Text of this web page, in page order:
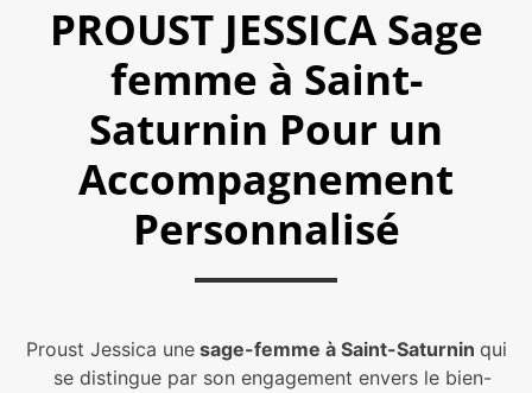
PROUST JESSICA Sage
femme à Saint-
Saturnin Pour un
Accompagnement
Personnalisé
Proust Jessica unesage-femme à Saint-Saturnin qui
se distingue par son engagement envers le bien-